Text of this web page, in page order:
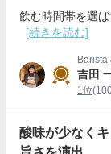
飲む時間帯を選
[続きを読む]
Barista
吉田
1位
酸味が少なく